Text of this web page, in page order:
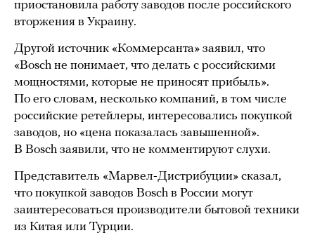
приостановила работу заводов после российского
вторжения в Украину.
Другой источник «Коммерсанта» заявил, что
«Bosch не понимает, что делать с российскими
мощностями, которые не приносят прибыль».
По его словам, несколько компаний, в том числе
российские ретейлеры, интересовались покупкой
заводов, но «цена показалась завышенной».
В Bosch заявили, что не комментируют слухи.
Представитель «Марвел-Дистрибуции» сказал,
что покупкой заводов Bosch в России могут
заинтересоваться производители бытовой техники
из Китая или Турции.